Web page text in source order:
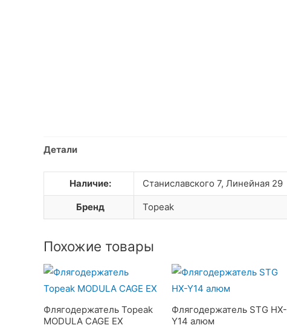
Детали
Наличие: Станиславского 7, Линейная 29
Бренд Topeak
Похожие товары
Флягодержатель Topeak
MODULA CAGE EX
Флягодержатель STG HX-
Y14 алюм